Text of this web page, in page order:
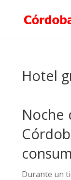
Hotel
Noche
Durante un